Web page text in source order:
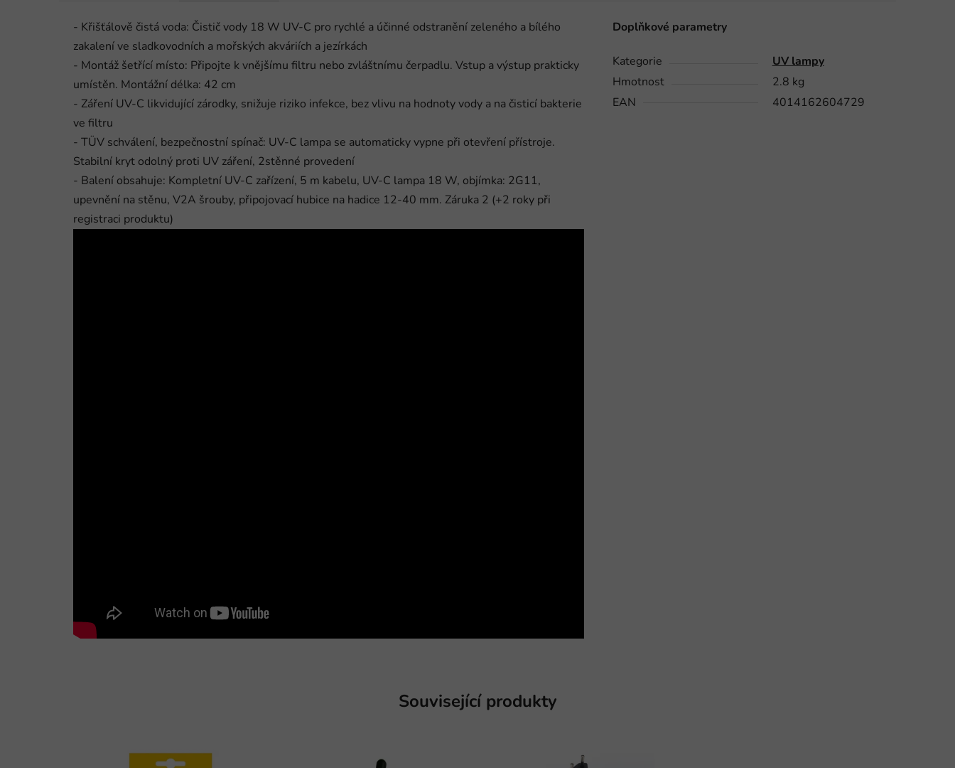
- Křišťálově čistá voda: Čistič vody 18 W UV-C pro rychlé a účinné odstranění zeleného a bílého
zakalení ve sladkovodních a mořských akváriích a jezírkách
- Montáž šetřící místo: Připojte k vnějšímu filtru nebo zvláštnímu čerpadlu. Vstup a výstup prakticky
umístěn. Montážní délka: 42 cm
- Záření UV-C likvidující zárodky, snižuje riziko infekce, bez vlivu na hodnoty vody a na čisticí bakterie
ve filtru
- TÜV schválení, bezpečnostní spínač: UV-C lampa se automaticky vypne při otevření přístroje.
Stabilní kryt odolný proti UV záření, 2stěnné provedení
- Balení obsahuje: Kompletní UV-C zařízení, 5 m kabelu, UV-C lampa 18 W, objímka: 2G11,
upevnění na stěnu, V2A šrouby, připojovací hubice na hadice 12-40 mm. Záruka 2 (+2 roky při
registraci produktu)
Doplňkové parametry
Kategorie
UV lampy
Hmotnost
2.8 kg
EAN
4014162604729
Související produkty